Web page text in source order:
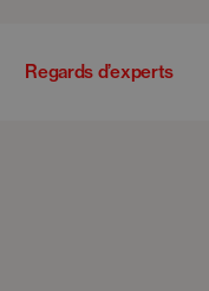
Regards d’experts